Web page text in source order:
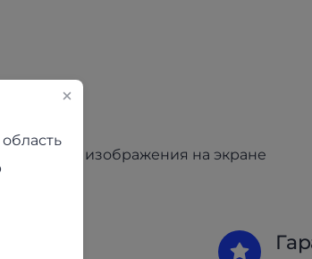
от изображения на экране